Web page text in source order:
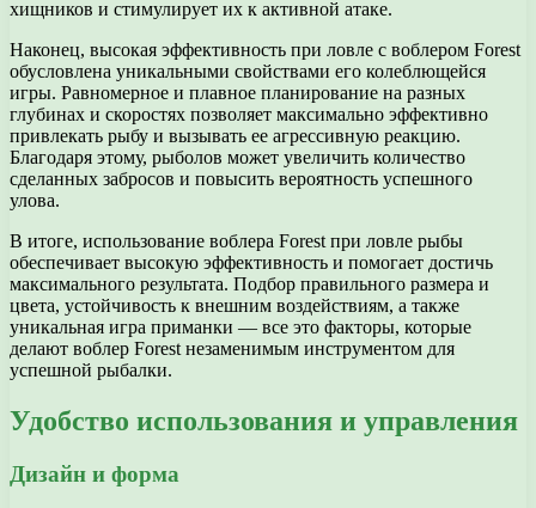
хищников и стимулирует их к активной атаке.
Наконец, высокая эффективность при ловле с воблером Forest
обусловлена уникальными свойствами его колеблющейся
игры. Равномерное и плавное планирование на разных
глубинах и скоростях позволяет максимально эффективно
привлекать рыбу и вызывать ее агрессивную реакцию.
Благодаря этому, рыболов может увеличить количество
сделанных забросов и повысить вероятность успешного
улова.
В итоге, использование воблера Forest при ловле рыбы
обеспечивает высокую эффективность и помогает достичь
максимального результата. Подбор правильного размера и
цвета, устойчивость к внешним воздействиям, а также
уникальная игра приманки — все это факторы, которые
делают воблер Forest незаменимым инструментом для
успешной рыбалки.
Удобство использования и управления
Дизайн и форма